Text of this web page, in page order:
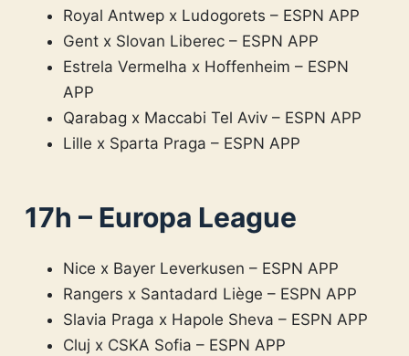
Royal Antwep x Ludogorets – ESPN APP
Gent x Slovan Liberec – ESPN APP
Estrela Vermelha x Hoffenheim – ESPN
APP
Qarabag x Maccabi Tel Aviv – ESPN APP
Lille x Sparta Praga – ESPN APP
17h – Europa League
Nice x Bayer Leverkusen – ESPN APP
Rangers x Santadard Liège – ESPN APP
Slavia Praga x Hapole Sheva – ESPN APP
Cluj x CSKA Sofia – ESPN APP